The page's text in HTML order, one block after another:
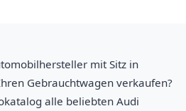
mit Sitz in
Gebrauchtwagen verkaufen?
alle beliebten Audi